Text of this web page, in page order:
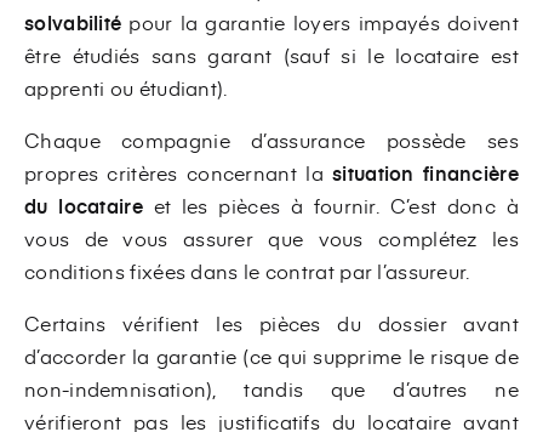
solvabilité pour la garantie loyers impayés doivent
être étudiés sans garant (sauf si le locataire est
apprenti ou étudiant).
Chaque compagnie d’assurance possède ses
propres critères concernant lasituation financière
du locataireet les pièces à fournir. C’est donc à
vous de vous assurer que vous complétez les
conditions fixées dans le contrat par l’assureur.
Certains vérifient les pièces du dossier avant
d’accorder la garantie (ce qui supprime le risque de
non-indemnisation), tandis que d’autres ne
vérifieront pas les justificatifs du locataire avant